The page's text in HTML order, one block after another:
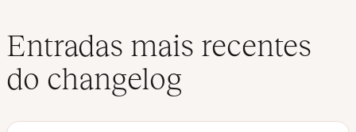
Entradas mais recentes
do changelog